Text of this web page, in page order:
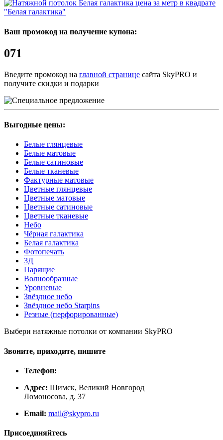
"Белая галактика"
Ваш промокод на получение купона:
071
Введите промокод на главной странице сайта SkyPRO и
получите скидки и подарки
Выгодные цены:
Белые глянцевые
Белые матовые
Белые сатиновые
Белые тканевые
Фактурные матовые
Цветные глянцевые
Цветные матовые
Цветные сатиновые
Цветные тканевые
Небо
Чёрная галактика
Белая галактика
Фотопечать
3Д
Парящие
Волнообразные
Уровневые
Звёздное небо
Звёздное небо Starpins
Резные (перфорированные)
Выбери натяжные потолки от компании SkyPRO
Звоните, приходите, пишите
Телефон:
Адрес: Шимск, Великий Новгород
Ломоносова, д. 37
Email: mail@skypro.ru
Присоединяйтесь